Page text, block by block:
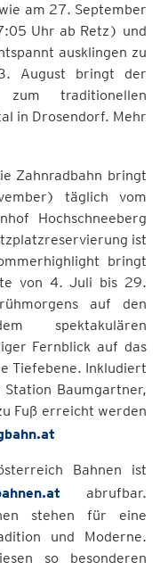
am 27. September
Uhr ab Retz) und
ausklingen zu
August bringt der
traditionellen
in Drosendorf. Mehr
Zahnradbahn bringt
täglich vom
Hochschneeberg
ist
bringt
von 4. Juli bis 29.
auf den
spektakulären
Fernblick auf das
Tiefebene. Inkludiert
Baumgartner,
Fuß erreicht werden
Bahnen ist
abrufbar.
stehen für eine
und Moderne.
so besonderen